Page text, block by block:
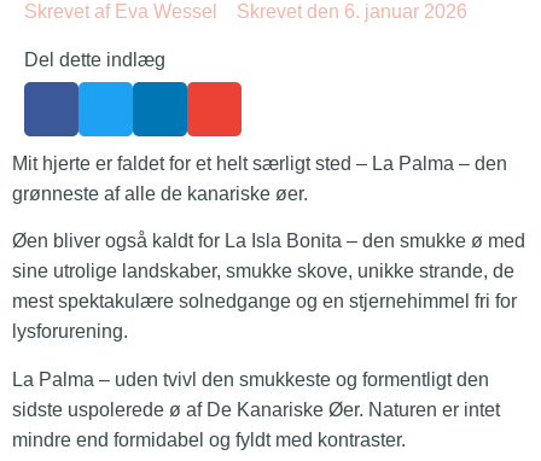
Skrevet afEva Wessel Skrevet den 6. januar 2026
Del dette indlæg
Mit hjerte er faldet for et helt særligt sted – La Palma – den
grønneste af alle de kanariske øer.
Øen bliver også kaldt for La Isla Bonita – den smukke ø med
sine utrolige landskaber, smukke skove, unikke strande, de
mest spektakulære solnedgange og en stjernehimmel fri for
lysforurening.
La Palma – uden tvivl den smukkeste og formentligt den
sidste uspolerede ø af De Kanariske Øer. Naturen er intet
mindre end formidabel og fyldt med kontraster.